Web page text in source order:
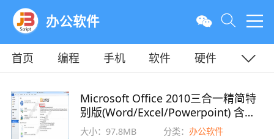
办公软件
首页 编程 手机 软件
硬件
Microsoft Office 2010三合一精简特
别版(Word/Excel/Powerpoint) 含激
活工具
大小：97.8MB 分类：办公软件